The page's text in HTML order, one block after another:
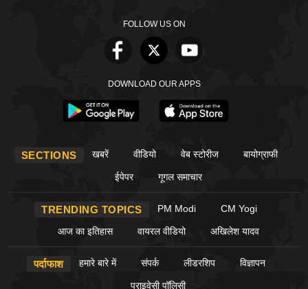
FOLLOW US ON
DOWNLOAD OUR APPS
SECTIONS खबरें वीडियो वेब स्टोरीज बायोग्राफी
ईपेपर गूगल समाचार
TRENDING TOPICS PM Modi CM Yogi
आज का इतिहास वायरल वीडियो अखिलेश यादव
पर्दाफाश हमारे बारे में संपर्क लीडरशिप विज्ञापन
प्राइवेसी पॉलिसी